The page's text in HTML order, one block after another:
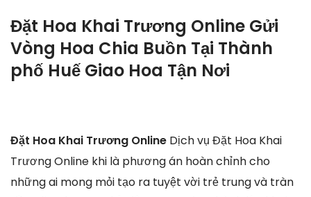
Đặt Hoa Khai Trương Online Gửi
Vòng Hoa Chia Buồn Tại Thành
phố Huế Giao Hoa Tận Nơi
Đặt Hoa Khai Trương Online Dịch vụ Đặt Hoa Khai
Trương Online khi là phương án hoàn chỉnh cho
những ai mong mỏi tạo ra tuyệt vời trẻ trung và tràn